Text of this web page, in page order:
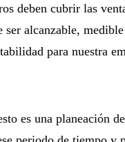
deben cubrir las
ser alcanzable,
para nuestra
es una planeación